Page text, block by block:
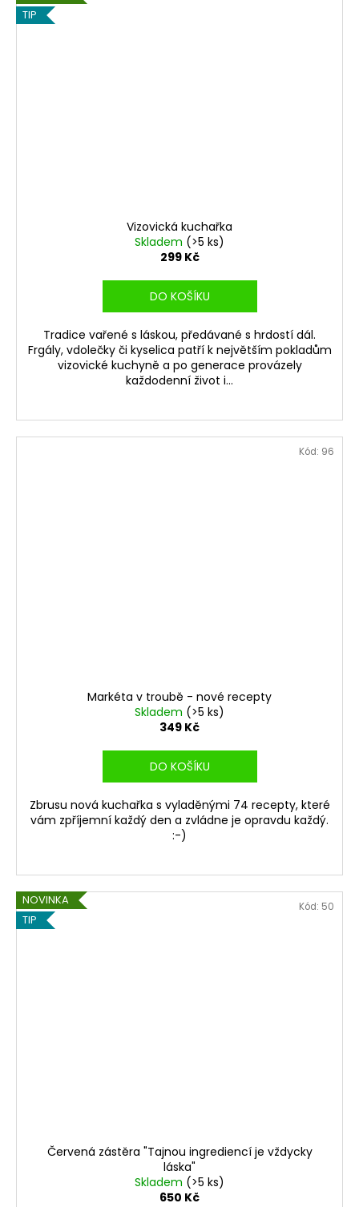
TIP
Vizovická kuchařka
Skladem (>5 ks)
299 Kč
DO KOŠÍKU
Tradice vařené s láskou, předávané s hrdostí dál.
Frgály, vdolečky či kyselica patří k největším pokladům
vizovické kuchyně a po generace provázely
každodenní život i...
Markéta v troubě - nové recepty
Skladem (>5 ks)
349 Kč
DO KOŠÍKU
Zbrusu nová kuchařka s vyladěnými 74 recepty, které
vám zpříjemní každý den a zvládne je opravdu každý.
:-)
Kód: 96
NOVINKA
TIP
Červená zástěra "Tajnou ingrediencí je vždycky
láska"
Skladem (>5 ks)
650 Kč
Kód: 50
a